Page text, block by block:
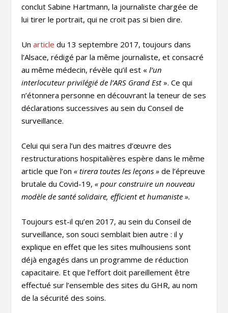
conclut Sabine Hartmann, la journaliste chargée de
lui tirer le portrait, qui ne croit pas si bien dire.
Unarticledu 13 septembre 2017, toujours dans
l’Alsace, rédigé par la même journaliste, et consacré
au même médecin, révèle qu’il est «l’un
interlocuteur privilégié de l’ARS Grand Est». Ce qui
n’étonnera personne en découvrant la teneur de ses
déclarations successives au sein du Conseil de
surveillance.
Celui qui sera l’un des maitres d’œuvre des
restructurations hospitalières espère dans le même
article que l’on« tirera toutes les leçons » de l’épreuve
brutale du Covid-19,« pour construire un nouveau
modèle de santé solidaire, efficient et humaniste ».
Toujours est-il qu’en 2017, au sein du Conseil de
surveillance, son souci semblait bien autre : il y
explique en effet que les sites mulhousiens sont
déjà engagés dans un programme de réduction
capacitaire. Et que l’effort doit pareillement être
effectué sur l’ensemble des sites du GHR, au nom
de la sécurité des soins.